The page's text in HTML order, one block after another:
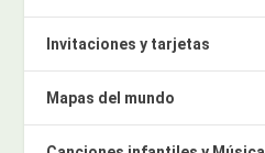
Invitaciones y tarjetas
Mapas del mundo